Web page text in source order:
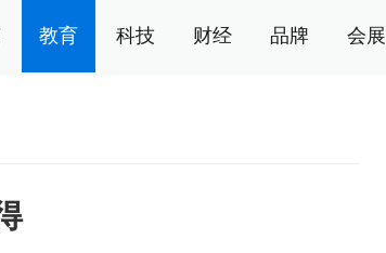
教育 科技 财经 品牌 会展